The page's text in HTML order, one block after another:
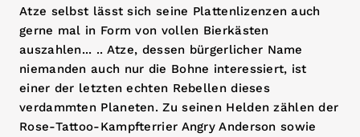
Atze selbst lässt sich seine Plattenlizenzen auch
gerne mal in Form von vollen Bierkästen
auszahlen... .. Atze, dessen bürgerlicher Name
niemanden auch nur die Bohne interessiert, ist
einer der letzten echten Rebellen dieses
verdammten Planeten. Zu seinen Helden zählen der
Rose-Tattoo-Kampfterrier Angry Anderson sowie